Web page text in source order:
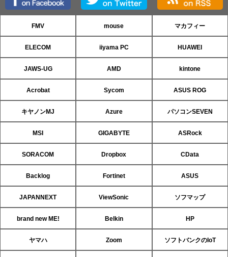
FMV mouse マカフィー
ELECOM iiyama PC HUAWEI
JAWS-UG AMD kintone
Acrobat Sycom ASUS ROG
キヤノンMJ Azure パソコンSEVEN
MSI GIGABYTE ASRock
SORACOM Dropbox CData
Backlog Fortinet ASUS
JAPANNEXT ViewSonic ソフマップ
brand new ME! Belkin HP
ヤマハ Zoom ソフトバンクのIoT